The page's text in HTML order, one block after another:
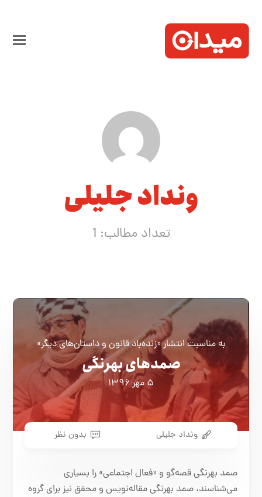
ونداد جلیلی
تعداد مطالب: 1
به مناسبت انتشار «زنده‌باد قانون و داستان‌های دیگر»
صمدهای بهرنگی
۵ مهر ۱۳۹۶
ونداد جلیلی بدون نظر
صمد بهرنگی قصه‌گو و «فعال اجتماعی» را بسیاری
می‌شناسند، صمد بهرنگی مقاله‌نویس و محقق نیز برای گروه